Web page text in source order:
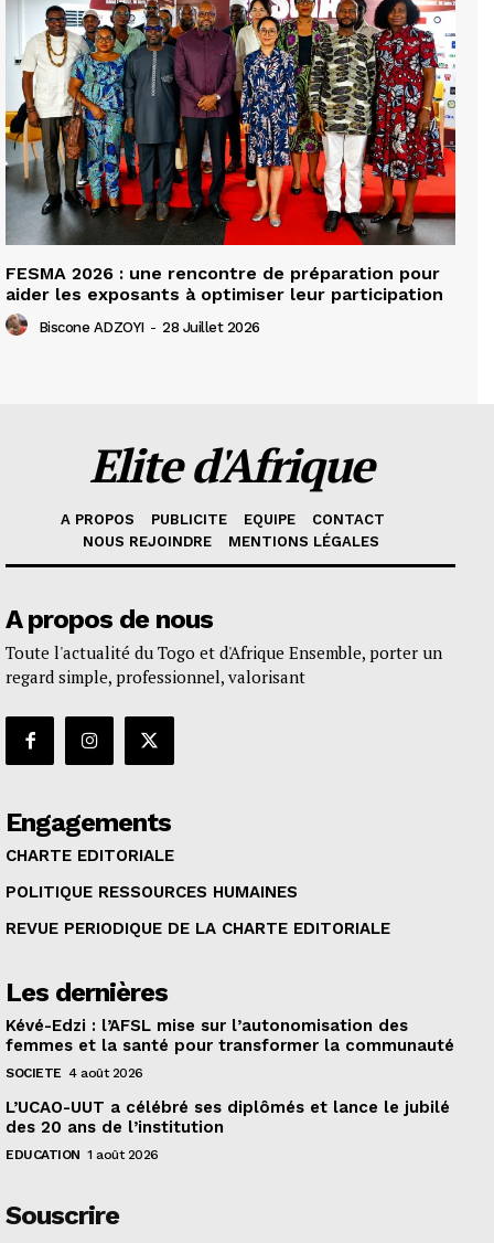
FESMA 2026 : une rencontre de préparation pour
aider les exposants à optimiser leur participation
Biscone ADZOYI - 28 Juillet 2026
Elite d'Afrique
A PROPOS PUBLICITE EQUIPE
CONTACT
NOUS REJOINDRE
MENTIONS LÉGALES
A propos de nous
Toute l'actualité du Togo et d'Afrique Ensemble, porter un
regard simple, professionnel, valorisant
Engagements
CHARTE EDITORIALE
POLITIQUE RESSOURCES HUMAINES
REVUE PERIODIQUE DE LA CHARTE EDITORIALE
Les dernières
Kévé-Edzi : l’AFSL mise sur l’autonomisation des
femmes et la santé pour transformer la communauté
SOCIETE 4 août 2026
L’UCAO-UUT a célébré ses diplômés et lance le jubilé
des 20 ans de l’institution
EDUCATION 1 août 2026
Souscrire